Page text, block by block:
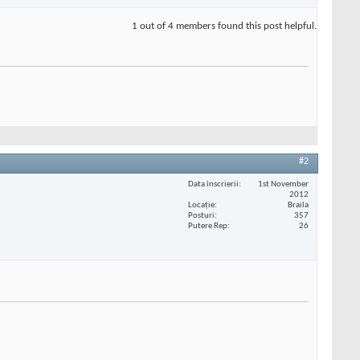
1 out of 4 members found this post helpful.
#2
Data înscrierii
1st November
2012
Locaţie
Braila
Posturi
357
Putere Rep
26